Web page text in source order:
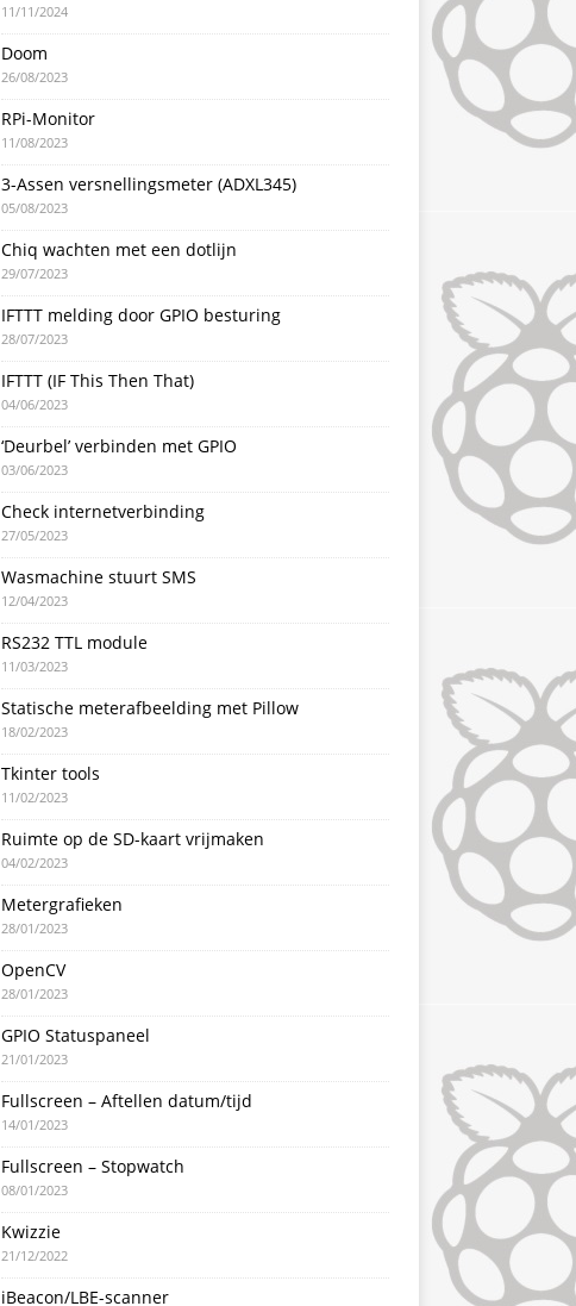
11/11/2024
Doom
26/08/2023
RPi-Monitor
11/08/2023
3-Assen versnellingsmeter (ADXL345)
05/08/2023
Chiq wachten met een dotlijn
29/07/2023
IFTTT melding door GPIO besturing
28/07/2023
IFTTT (IF This Then That)
04/06/2023
‘Deurbel’ verbinden met GPIO
03/06/2023
Check internetverbinding
27/05/2023
Wasmachine stuurt SMS
12/04/2023
RS232 TTL module
11/03/2023
Statische meterafbeelding met Pillow
18/02/2023
Tkinter tools
11/02/2023
Ruimte op de SD-kaart vrijmaken
04/02/2023
Metergrafieken
28/01/2023
OpenCV
28/01/2023
GPIO Statuspaneel
21/01/2023
Fullscreen – Aftellen datum/tijd
14/01/2023
Fullscreen – Stopwatch
08/01/2023
Kwizzie
21/12/2022
iBeacon/LBE-scanner